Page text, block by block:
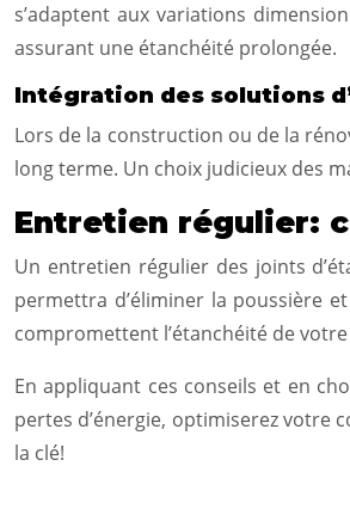
s’adaptent aux variations
assurant une étanchéité prolongée.
Intégration des solutions
Lors de la construction ou de la
long terme. Un choix judicieux des
Entretien régulier:
Un entretien régulier des joints
permettra d’éliminer la poussière
compromettent l’étanchéité de
En appliquant ces conseils et en
pertes d’énergie, optimiserez votre
la clé!